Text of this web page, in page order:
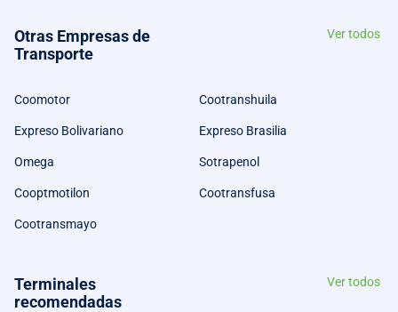
Otras Empresas de
Transporte
Ver todos
Coomotor Cootranshuila
Expreso Bolivariano Expreso Brasilia
Omega Sotrapenol
Cooptmotilon Cootransfusa
Cootransmayo
Terminales
recomendadas
Ver todos